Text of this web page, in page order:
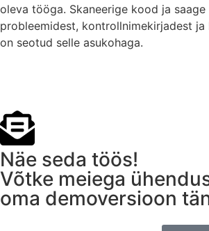
oleva tööga. Skaneerige kood ja
probleemidest, kontrollnimekirjadest
on seotud selle asukohaga.
Näe seda töös!
Võtke meiega
oma demoversioon